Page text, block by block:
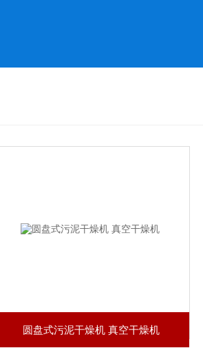
圆盘式污泥干燥机 真空干燥机